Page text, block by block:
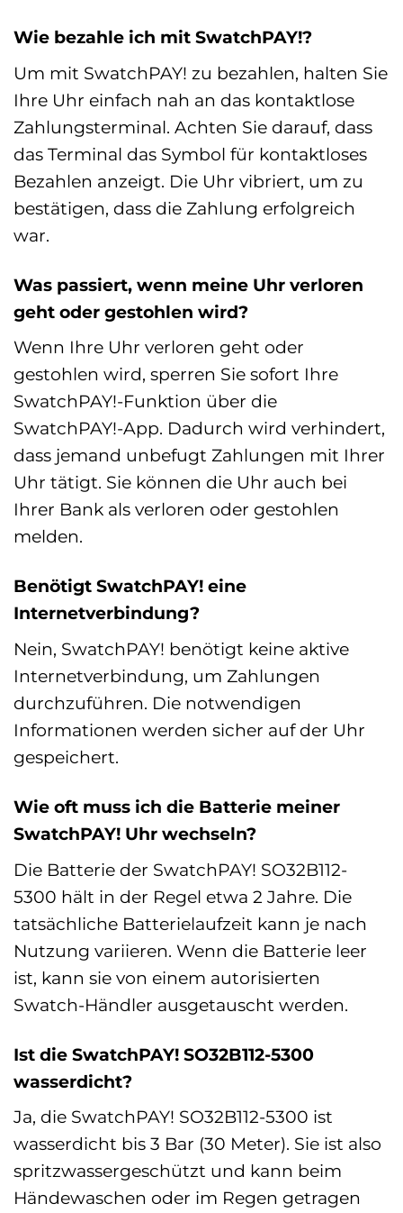
Wie bezahle ich mit SwatchPAY!?
Um mit SwatchPAY! zu bezahlen, halten Sie
Ihre Uhr einfach nah an das kontaktlose
Zahlungsterminal. Achten Sie darauf, dass
das Terminal das Symbol für kontaktloses
Bezahlen anzeigt. Die Uhr vibriert, um zu
bestätigen, dass die Zahlung erfolgreich
war.
Was passiert, wenn meine Uhr verloren
geht oder gestohlen wird?
Wenn Ihre Uhr verloren geht oder
gestohlen wird, sperren Sie sofort Ihre
SwatchPAY!-Funktion über die
SwatchPAY!-App. Dadurch wird verhindert,
dass jemand unbefugt Zahlungen mit Ihrer
Uhr tätigt. Sie können die Uhr auch bei
Ihrer Bank als verloren oder gestohlen
melden.
Benötigt SwatchPAY! eine
Internetverbindung?
Nein, SwatchPAY! benötigt keine aktive
Internetverbindung, um Zahlungen
durchzuführen. Die notwendigen
Informationen werden sicher auf der Uhr
gespeichert.
Wie oft muss ich die Batterie meiner
SwatchPAY! Uhr wechseln?
Die Batterie der SwatchPAY! SO32B112-
5300 hält in der Regel etwa 2 Jahre. Die
tatsächliche Batterielaufzeit kann je nach
Nutzung variieren. Wenn die Batterie leer
ist, kann sie von einem autorisierten
Swatch-Händler ausgetauscht werden.
Ist die SwatchPAY! SO32B112-5300
wasserdicht?
Ja, die SwatchPAY! SO32B112-5300 ist
wasserdicht bis 3 Bar (30 Meter). Sie ist also
spritzwassergeschützt und kann beim
Händewaschen oder im Regen getragen